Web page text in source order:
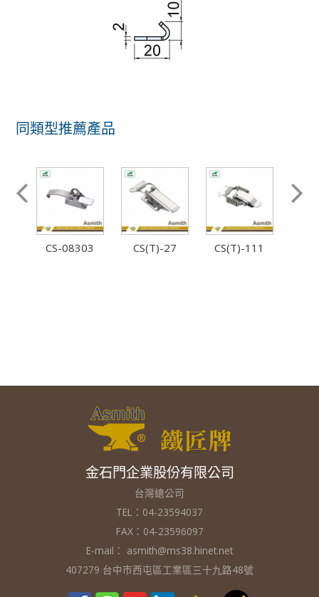
同類型推薦產品
CS-08303 CS(T)-27 CS(T)-111
金石門企業股份有限公司
台灣總公司
TEL：04-23594037
FAX：04-23596097
E-mail： asmith@ms38.hinet.net
407279 台中市西屯區工業區三十九路48號